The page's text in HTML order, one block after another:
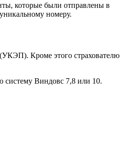
которые были отправлены в
номеру.
Кроме этого страхователю
систему Виндовс 7,8 или 10.